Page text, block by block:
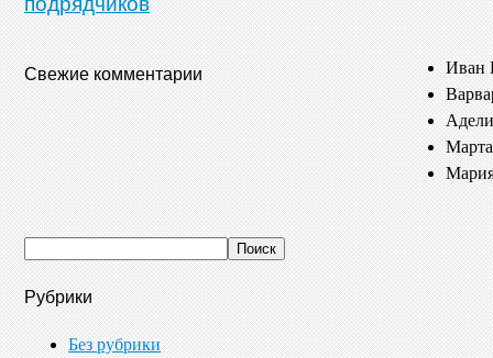
Свежие комментарии
Иван
Марта
Рубрики
Без рубрики